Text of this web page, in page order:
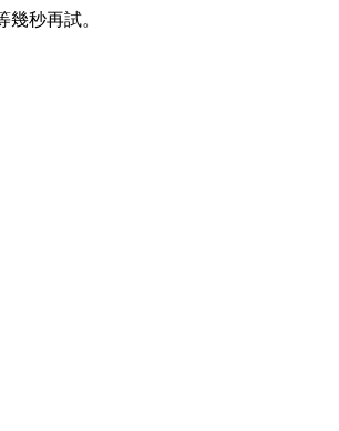
幾秒再試。